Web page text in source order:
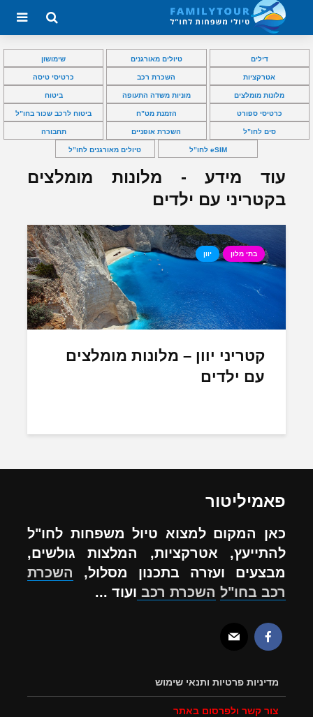
דילים טיולים מאורגנים שימושון
אטרקציות השכרת רכב כרטיסי טיסה
מלונות מומלצים מוניות משדה התעופה ביטוח
כרטיסי ספורט הזמנת מט”ח ביטוח לרכב שכור בחו”ל
סים לחו”ל השכרת אופניים תחבורה
eSIM לחו”ל טיולים מאורגנים לחו”ל
עוד מידע - מלונות מומלצים
בקטריני עם ילדים
בתי מלון יוון
קטריני יוון – מלונות מומלצים
עם ילדים
פאמיליטור
כאן המקום למצוא טיול משפחות לחו"ל
להתייעץ, אטרקציות, המלצות גולשים,
מבצעים ועזרה בתכנון מסלול, השכרת
רכב בחו"ל השכרת רכב ועוד ...
מדיניות פרטיות ותנאי שימוש
צור קשר ולפרסום באתר